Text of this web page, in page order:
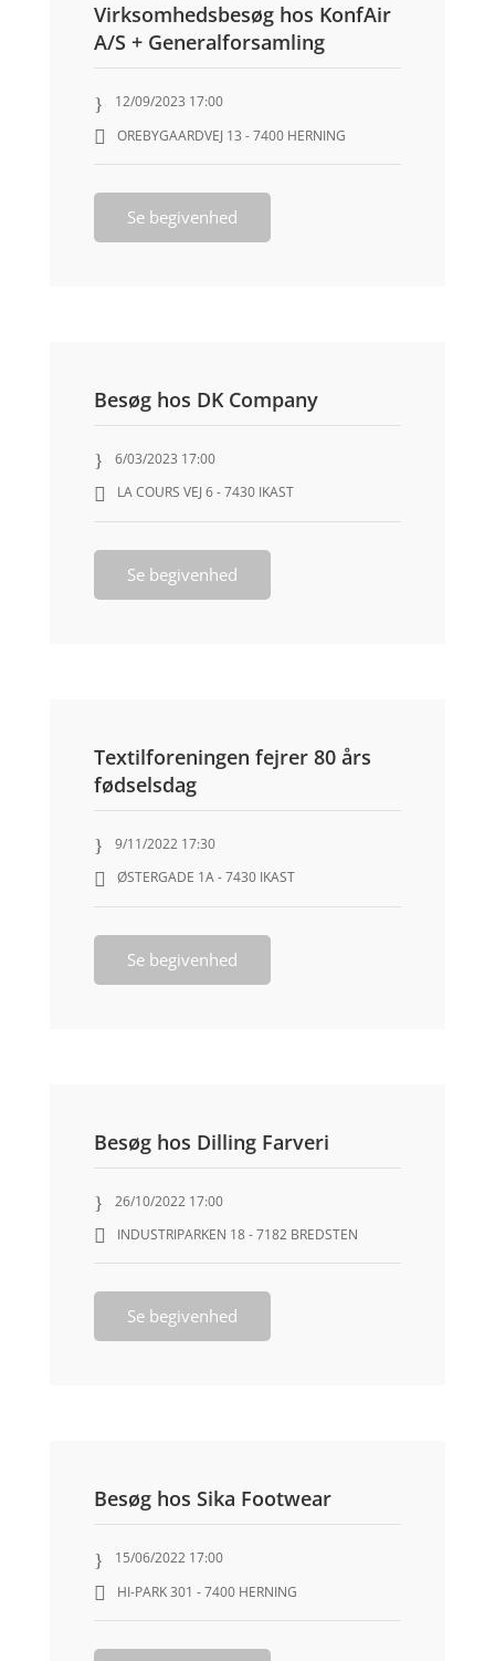
Virksomhedsbesøg hos KonfAir
A/S + Generalforsamling
12/09/2023 17:00
OREBYGAARDVEJ 13 - 7400 HERNING
Se begivenhed
Besøg hos DK Company
6/03/2023 17:00
LA COURS VEJ 6 - 7430 IKAST
Se begivenhed
Textilforeningen fejrer 80 års
fødselsdag
9/11/2022 17:30
ØSTERGADE 1A - 7430 IKAST
Se begivenhed
Besøg hos Dilling Farveri
26/10/2022 17:00
INDUSTRIPARKEN 18 - 7182 BREDSTEN
Se begivenhed
Besøg hos Sika Footwear
15/06/2022 17:00
HI-PARK 301 - 7400 HERNING